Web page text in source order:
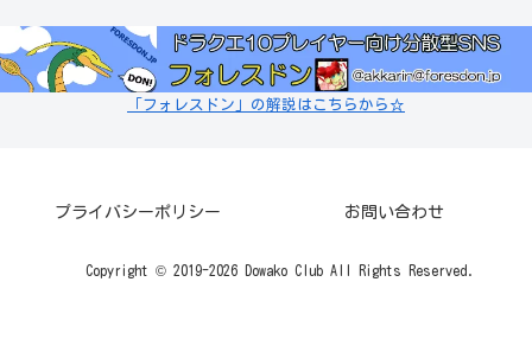
「フォレスドン」の解説はこちらから☆
プライバシーポリシー お問い合わせ
Copyright © 2019-2026 Dowako Club All Rights Reserved.